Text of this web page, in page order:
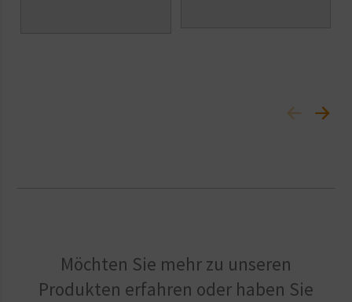
Möchten Sie mehr zu unseren
Produkten erfahren oder haben Sie